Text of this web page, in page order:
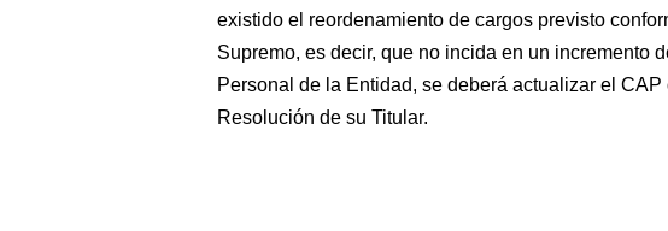
existido el reordenamiento de cargos previsto
Supremo, es decir, que no incida en un incremento
Personal de la Entidad, se deberá actualizar el
Resolución de su Titular.